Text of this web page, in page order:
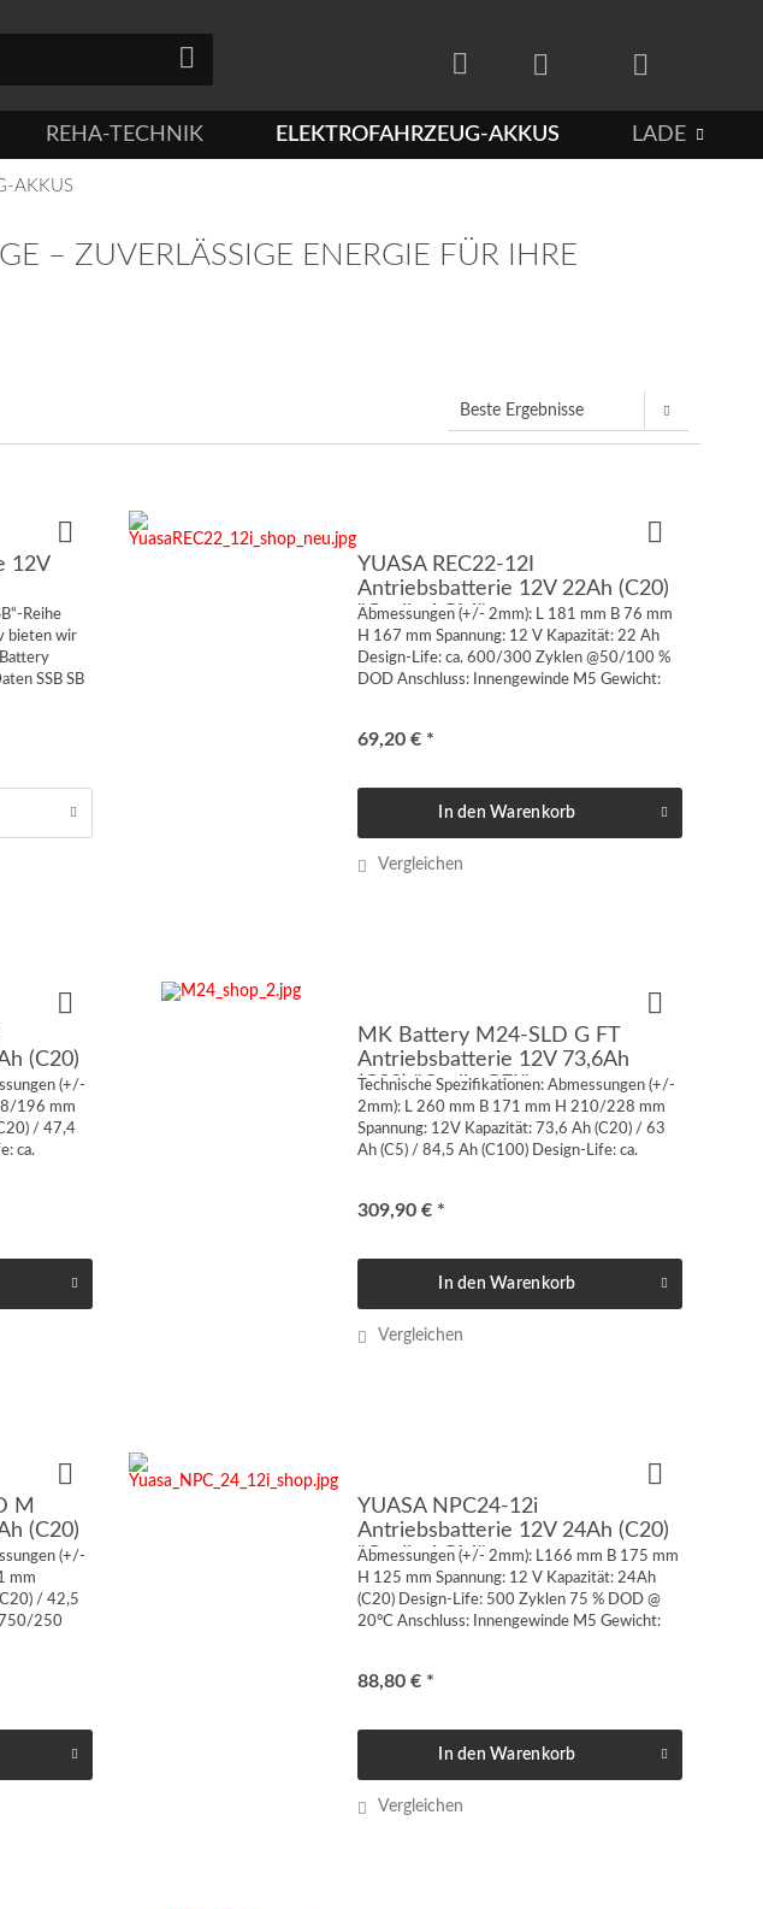
REHA-TECHNIK ELEKTROFAHRZEUG-AKKUS 
AKKUS
– ZUVERLÄSSIGE ENERGIE FÜR IHRE
12V
Reihe
bieten wir
SSB SB
YUASA REC22-12I
Antriebsbatterie 12V 22Ah (C20)
"Cyclic AGM"
Abmessungen (+/- 2mm): L 181 mm B 76 mm
H 167 mm Spannung: 12 V Kapazität: 22 Ah
Design-Life: ca. 600/300 Zyklen @50/100 %
DOD Anschluss: Innengewinde M5 Gewicht:
69,20 € *
In den Warenkorb
Vergleichen
(C20)
(+/-
196 mm
/ 47,4
ca.
MK Battery M24-SLD G FT
Antriebsbatterie 12V 73,6Ah
(C20) "Cyclic GEL"
Technische Spezifikationen: Abmessungen (+/-
2mm): L 260 mm B 171 mm H 210/228 mm
Spannung: 12V Kapazität: 73,6 Ah (C20) / 63
Ah (C5) / 84,5 Ah (C100) Design-Life: ca.
309,90 € *
In den Warenkorb
Vergleichen
M
(C20)
(+/-
mm
/ 42,5
750/250
YUASA NPC24-12i
Antriebsbatterie 12V 24Ah (C20)
"Cyclic AGM"
Abmessungen (+/- 2mm): L166 mm B 175 mm
H 125 mm Spannung: 12 V Kapazität: 24Ah
(C20) Design-Life: 500 Zyklen 75 % DOD @
20°C Anschluss: Innengewinde M5 Gewicht:
88,80 € *
In den Warenkorb
Vergleichen